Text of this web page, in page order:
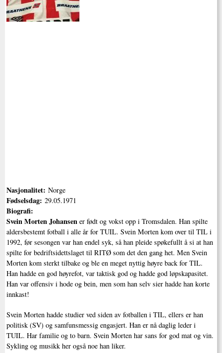
Nasjonalitet: Norge
Fødselsdag: 29.05.1971
Biografi:
Svein Morten Johansen er født og vokst opp i Tromsdalen. Han spilte
aldersbestemt fotball i alle år for TUIL. Svein Morten kom over til TIL i
1992, før sesongen var han endel syk, så han pleide spøkefullt å si at han
spilte for bedriftsidettslaget til RITØ som det den gang het. Men Svein
Morten kom sterkt tilbake og ble en meget nyttig høyre back for TIL.
Han hadde en god høyrefot, var taktisk god og hadde god løpskapasitet.
Han var offensiv i hode og bein, men som han selv sier hadde han korte
innkast!
Svein Morten hadde studier ved siden av fotballen i TIL, ellers er han
politisk (SV) og samfunsmessig engasjert. Han er nå daglig leder i
TUIL. Har familie og to barn. Svein Morten har sans for god mat og vin.
Sykling og musikk her også noe han liker.